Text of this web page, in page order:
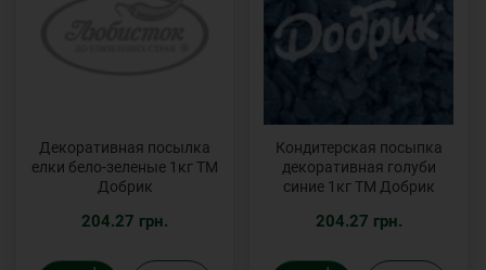
Декоративная посылка
елки бело-зеленые 1кг ТМ
Добрик
204.27 грн.
Кондитерская посыпка
декоративная голуби
синие 1кг ТМ Добрик
204.27 грн.